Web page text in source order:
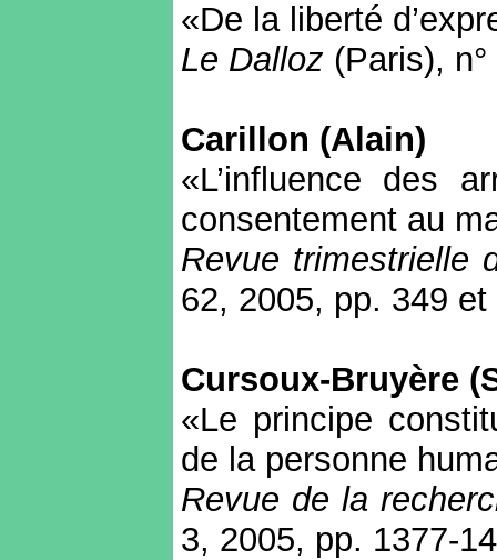
«De la liberté
Le Dalloz (Paris),
Carillon (Alain)
«L’influence des
consentement au
Revue trimestrielle
62, 2005, pp. 349 et
Cursoux-Bruyère
«Le principe
de la personne
Revue de la
3, 2005, pp. 1377-